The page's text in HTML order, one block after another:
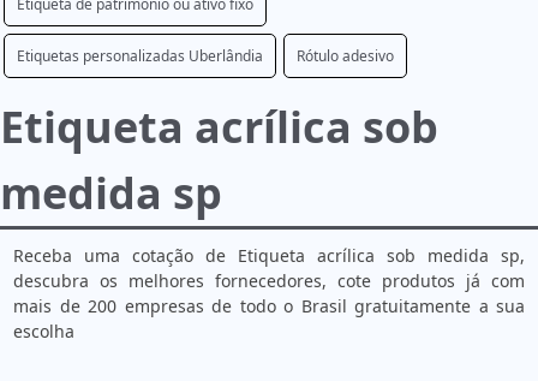
Etiqueta de patrimônio ou ativo fixo
Etiquetas personalizadas Uberlândia Rótulo adesivo
Etiqueta acrílica sob
medida sp
Receba uma cotação de Etiqueta acrílica sob medida sp,
descubra os melhores fornecedores, cote produtos já com
mais de 200 empresas de todo o Brasil gratuitamente a sua
escolha